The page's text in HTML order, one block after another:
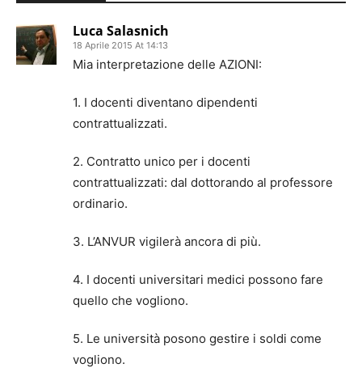
Luca Salasnich
18 Aprile 2015 At 14:13
Mia interpretazione delle AZIONI:
1. I docenti diventano dipendenti
contrattualizzati.
2. Contratto unico per i docenti
contrattualizzati: dal dottorando al professore
ordinario.
3. L’ANVUR vigilerà ancora di più.
4. I docenti universitari medici possono fare
quello che vogliono.
5. Le università posono gestire i soldi come
vogliono.